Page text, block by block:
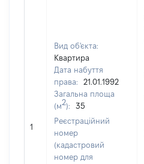
1
Вид об'єкта:
Квартира
Дата набуття
права:
21.01.1992
Загальна площа
(м2):
35
Реєстраційний
номер
(кадастровий
номер для